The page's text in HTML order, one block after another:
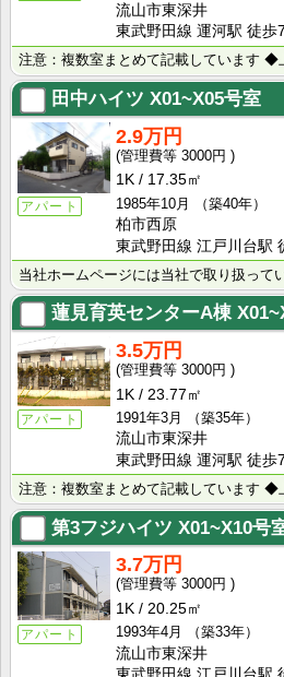
流山市東深井
東武野田線 運河駅 徒歩
田中ハイツ X01~X05号室
アパート
2.9万円
3000円
1K
17.35㎡
1985年10月
（築40年）
柏市西原
東武野田線 江戸川台駅
蓮見育英センターA棟
アパート
3.5万円
3000円
1K
23.77㎡
1991年3月
（築35年）
流山市東深井
東武野田線 運河駅 徒歩
第3フジハイツ X01~X10号
アパート
3.7万円
3000円
1K
20.25㎡
1993年4月
（築33年）
流山市東深井